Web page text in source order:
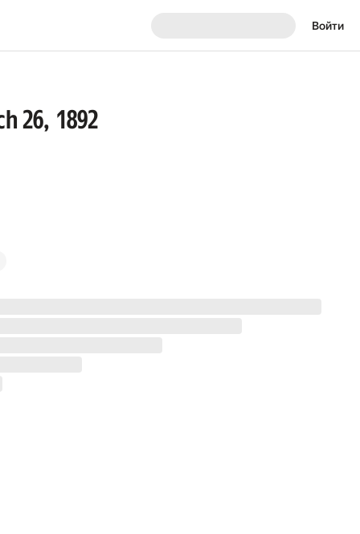
Войти
26, 1892